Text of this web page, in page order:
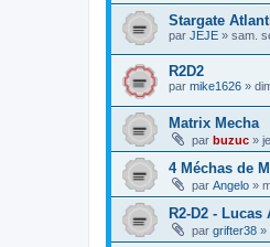
Stargate
par JEJE » sam.
R2D2
par mike1626 »
Matrix Mecha
par buzuc »
4 Méchas de
par Angelo »
R2-D2 -
par grifter38 »